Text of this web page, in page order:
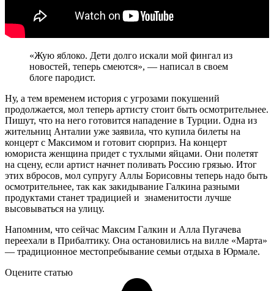
«Жую яблоко. Дети долго искали мой фингал из
новостей, теперь смеются», — написал в своем
блоге пародист.
Ну, а тем временем история с угрозами покушений
продолжается, мол теперь артисту стоит быть осмотрительнее.
Пишут, что на него готовится нападение в Турции. Одна из
жительниц Анталии уже заявила, что купила билеты на
концерт с Максимом и готовит сюрприз. На концерт
юмориста женщина придет с тухлыми яйцами. Они полетят
на сцену, если артист начнет поливать Россию грязью. Итог
этих вбросов, мол супругу Аллы Борисовны теперь надо быть
осмотрительнее, так как закидывание Галкина разными
продуктами станет традицией и знаменитости лучше
высовываться на улицу.
Напомним, что сейчас Максим Галкин и Алла Пугачева
переехали в Прибалтику. Она остановились на вилле «Марта»
— традиционное местопребывание семьи отдыха в Юрмале.
Оцените статью